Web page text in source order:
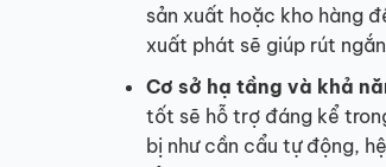
sản xuất hoặc kho hàng
xuất phát sẽ giúp rút
Cơ sở hạ tầng và khả
tốt sẽ hỗ trợ đáng kể
bị như cần cẩu tự động,